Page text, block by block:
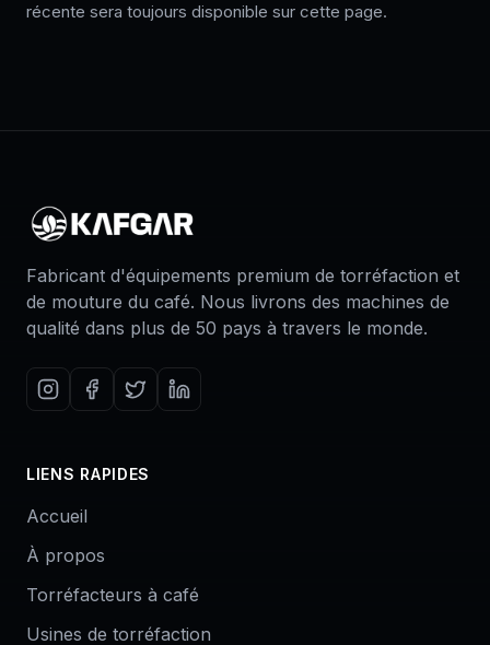
récente sera toujours disponible sur cette page.
Fabricant d'équipements premium de torréfaction et
de mouture du café. Nous livrons des machines de
qualité dans plus de 50 pays à travers le monde.
LIENS RAPIDES
Accueil
À propos
Torréfacteurs à café
Usines de torréfaction